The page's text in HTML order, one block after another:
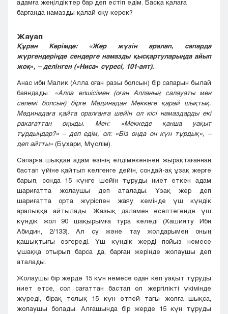
адамға жеңілдіктер бар деп естіп едім. Басқа қалаға
барғанда намазды қалай оқу керек?
Жауап
Құран Кәрімде: «Жер жүзін аралап, сапарда
жүргендеріңде сендерге намазды қысқартуларыңда айып
жоқ», – делінген («Ниса» сүресі, 101-аят).
Анас ибн Малик (Алла оған разы болсын) бір сапарын былай
баяндады:
«Алла елшісімен (оған Алланың салауаты мен
сәлемі болсын) бірге Мәдинадан Меккеге қарай шықтық.
Мәдинадаға қайта оралғанға шейін ол кісі намаздарды екі
ракағаттан оқыды. Мен: «Меккеде қанша уақыт
тұрдыңдар?» – деп едім, ол: «Біз онда он күн тұрдық», –
деп айтты» (Бұхари, Мүслім).
Сапарға шыққан адам өзінің елдімекенінен жырақтағаннан
бастап үйіне қайтып келгенге дейін, сондай-ақ ұзақ жерге
барып, сонда 15 күнге шейін тұруды ниет еткен адам
шариғатта жолаушы деп аталады. Ұзақ жер деп
шариғатта орта жүріспен жаяу кемінде үш күндік
аралыққа айтылады. Жазық даламен есептегенде үш
күндік жол 90 шақырымға тура келеді (Хашияту Ибн
Абидин, 2/133). Ал су және тау жолдарымен оның
қашықтығы өзгереді. Үш күндік жерді пойыз немесе
ұшаққа отырып барса да, барған жерінде жолаушы деп
аталады.
Жолаушы бір жерде 15 күн немесе одан көп уақыт тұруды
ниет етсе, сол сағаттан бастап ол жергілікті үкімінде
жүреді, бірақ толық 15 күн өтпей тағы жолға шықса,
жолаушы болады. Алғашында бір жерде 15 күн тұруды